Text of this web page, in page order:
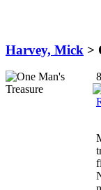
Harvey, Mick >